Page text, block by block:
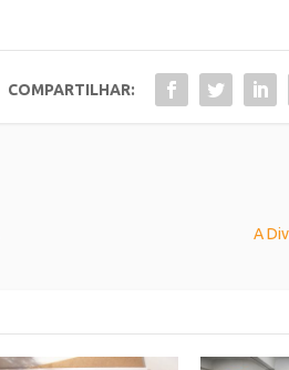
COMPARTILHAR:
A